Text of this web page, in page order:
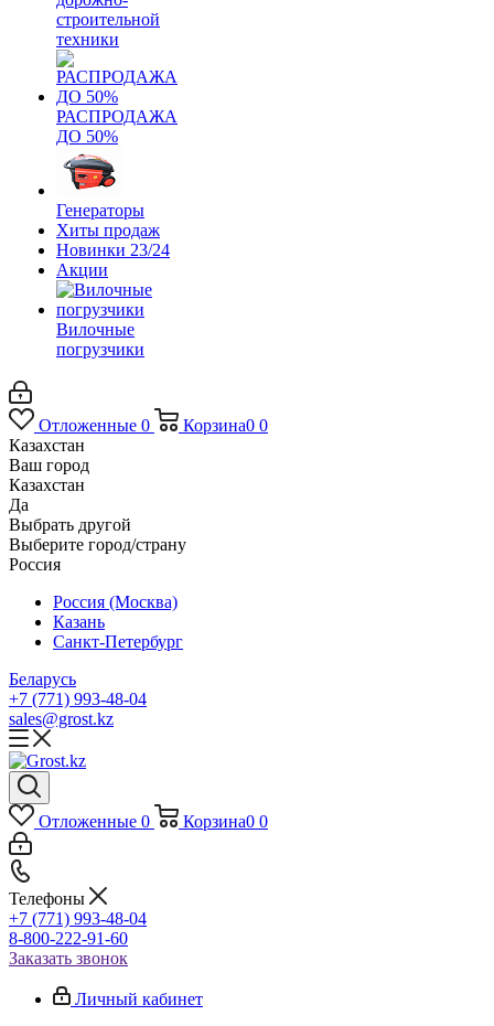
строительной
техники
РАСПРОДАЖА
ДО 50%
Генераторы
Хиты продаж
Новинки 23/24
Акции
Вилочные
погрузчики
Отложенные 0 Корзина0 0
Казахстан
Ваш город
Казахстан
Да
Выбрать другой
Выберите город/страну
Россия
Россия (Москва)
Казань
Санкт-Петербург
Беларусь
+7 (771) 993-48-04
sales@grost.kz
Отложенные 0 Корзина0 0
Телефоны
+7 (771) 993-48-04
8-800-222-91-60
Заказать звонок
Личный кабинет